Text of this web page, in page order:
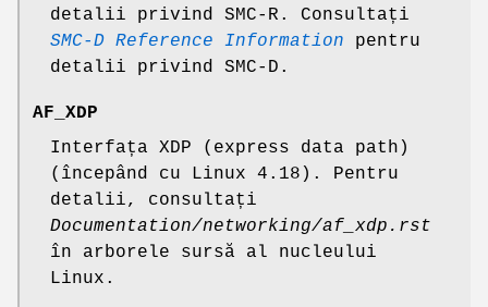
detalii privind SMC-R. Consultați
SMC-D Reference Information pentru
detalii privind SMC-D.
AF_XDP
Interfața XDP (express data path)
(începând cu Linux 4.18). Pentru
detalii, consultați
Documentation/networking/af_xdp.rst
în arborele sursă al nucleului
Linux.